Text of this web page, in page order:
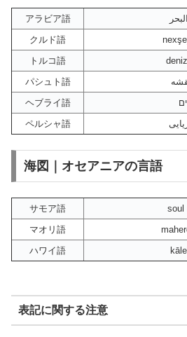
アラビア語
クルド語
トルコ語
パシュト語
ヘブライ語
ペルシャ語
海図｜オセアニアの言語
サモア語
soul
マオリ語
ハワイ語
表記に関する注意